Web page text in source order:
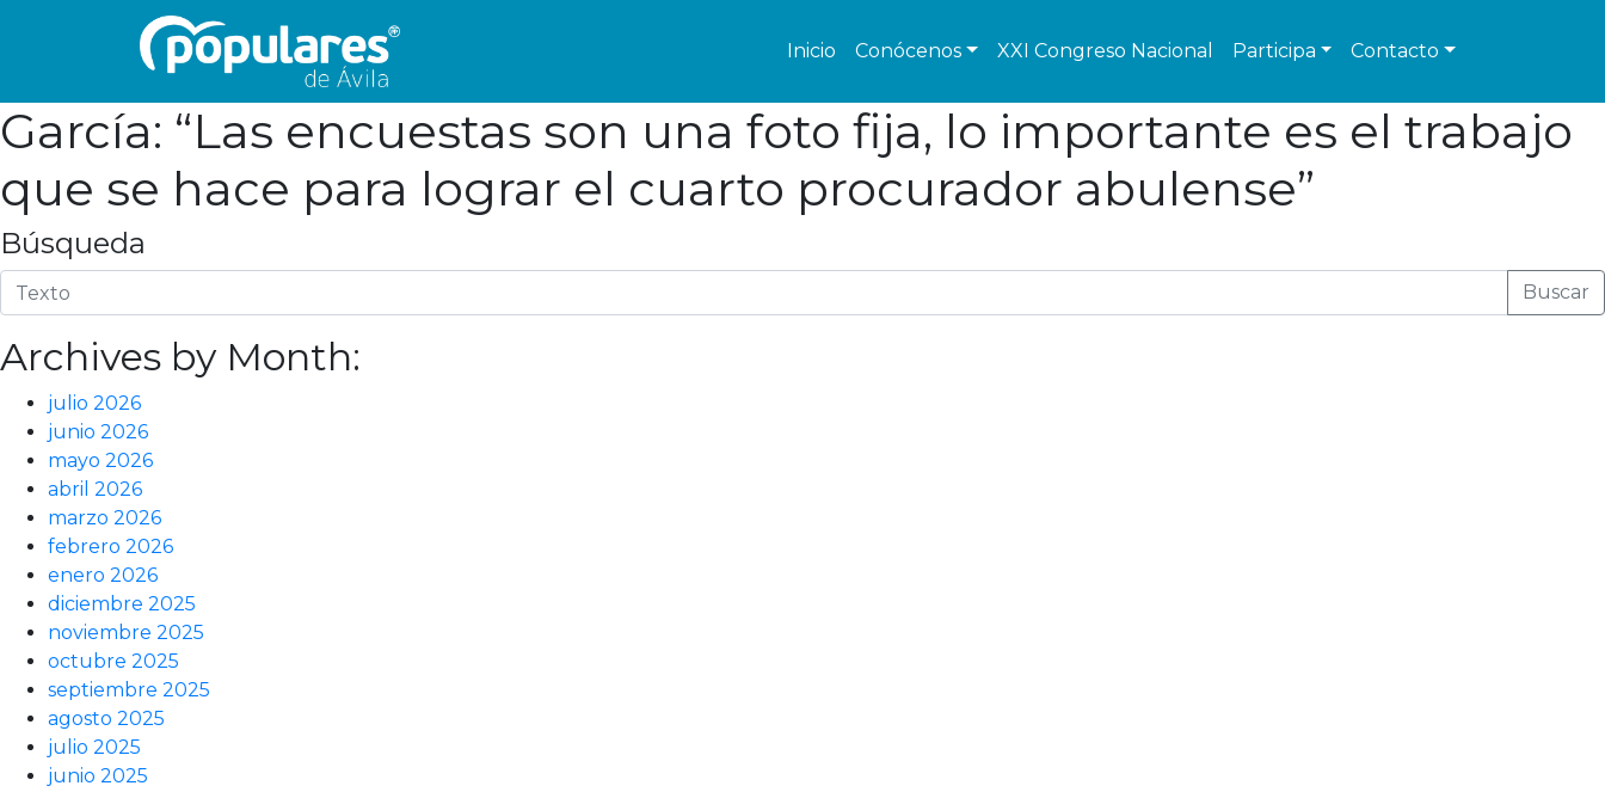
Inicio Conócenos XXI Congreso Nacional Participa Contacto
García: “Las encuestas son una foto fija, lo importante es el trabajo
que se hace para lograr el cuarto procurador abulense”
Búsqueda
Buscar
Archives by Month:
julio 2026
junio 2026
mayo 2026
abril 2026
marzo 2026
febrero 2026
enero 2026
diciembre 2025
noviembre 2025
octubre 2025
septiembre 2025
agosto 2025
julio 2025
junio 2025